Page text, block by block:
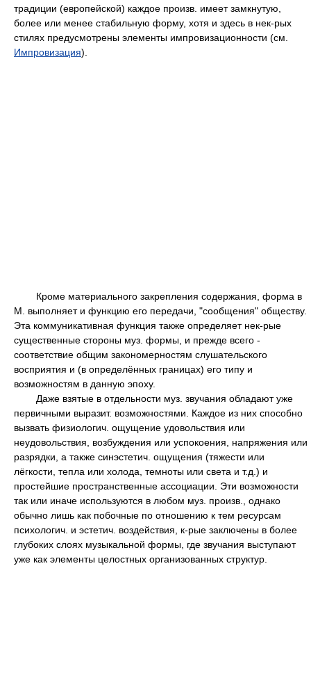
традиции (европейской) каждое произв. имеет замкнутую,
более или менее стабильную форму, хотя и здесь в нек-рых
стилях предусмотрены элементы импровизационности (см.
Импровизация).
Кроме материального закрепления содержания, форма в
М. выполняет и функцию его передачи, "сообщения" обществу.
Эта коммуникативная функция также определяет нек-рые
существенные стороны муз. формы, и прежде всего -
соответствие общим закономерностям слушательского
восприятия и (в определённых границах) его типу и
возможностям в данную эпоху.
Даже взятые в отдельности муз. звучания обладают уже
первичными выразит. возможностями. Каждое из них способно
вызвать физиологич. ощущение удовольствия или
неудовольствия, возбуждения или успокоения, напряжения или
разрядки, а также синэстетич. ощущения (тяжести или
лёгкости, тепла или холода, темноты или света и т.д.) и
простейшие пространственные ассоциации. Эти возможности
так или иначе используются в любом муз. произв., однако
обычно лишь как побочные по отношению к тем ресурсам
психологич. и эстетич. воздействия, к-рые заключены в более
глубоких слоях музыкальной формы, где звучания выступают
уже как элементы целостных организованных структур.